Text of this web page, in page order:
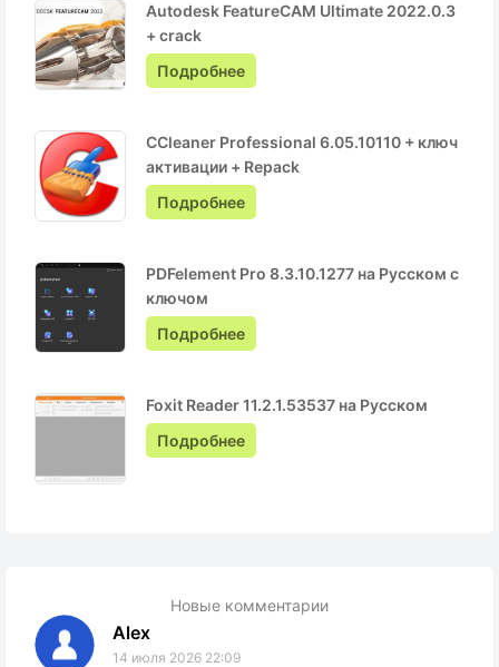
Autodesk FeatureCAM Ultimate 2022.0.3
+ crack
Подробнее
CCleaner Professional 6.05.10110 + ключ
активации + Repack
Подробнее
PDFelement Pro 8.3.10.1277 на Русском с
ключом
Подробнее
Foxit Reader 11.2.1.53537 на Русском
Подробнее
Новые комментарии
Alex
14 июля 2026 22:09